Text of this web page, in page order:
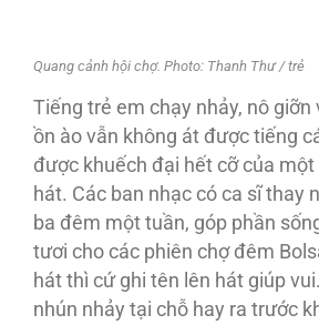
Quang cảnh hội chợ. Photo: Thanh Thư / trẻ
Tiếng trẻ em chạy nhảy, nô giỡn
ồn ào vẫn không át được tiếng
được khuếch đại hết cỡ của
hát. Các ban nhạc có ca sĩ thay
ba đêm một tuần, góp phần
tươi cho các phiên chợ đêm
hát thì cứ ghi tên lên hát giúp
nhún nhảy tại chỗ hay ra trước